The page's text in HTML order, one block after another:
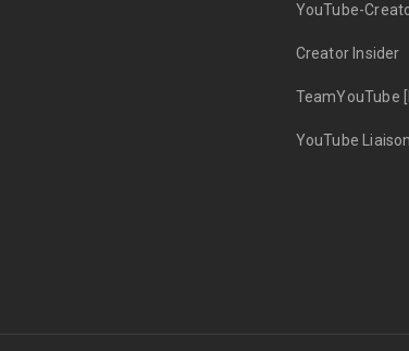
YouTube-
Creator Insider
TeamYouTube
YouTube